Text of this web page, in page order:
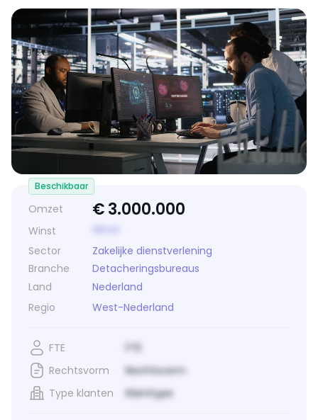
Omzet €3.000.000
Winst
Sector
Zakelijke dienstverlening
Branche
Detacheringsbureaus
Land
Nederland
Regio
West-Nederland
Beschikbaar
FTE
FTE
Rechtsvorm
Rechtsvorm
Type klanten
Klanttype